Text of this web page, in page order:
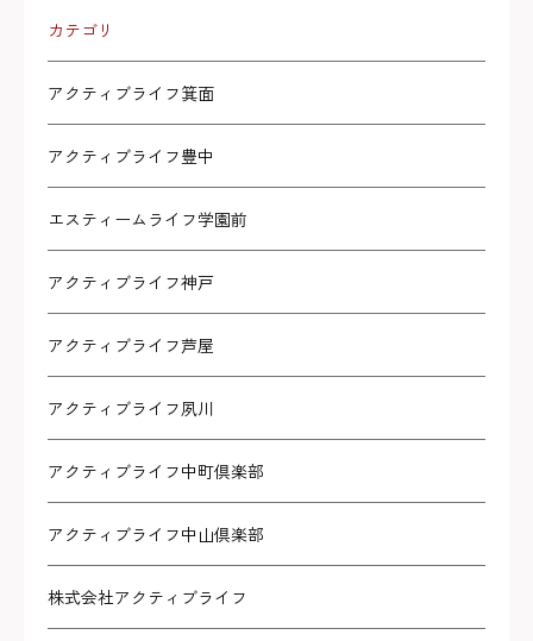
カテゴリ
アクティブライフ箕面
アクティブライフ豊中
エスティームライフ学園前
アクティブライフ神戸
アクティブライフ芦屋
アクティブライフ夙川
アクティブライフ中町倶楽部
アクティブライフ中山倶楽部
株式会社アクティブライフ